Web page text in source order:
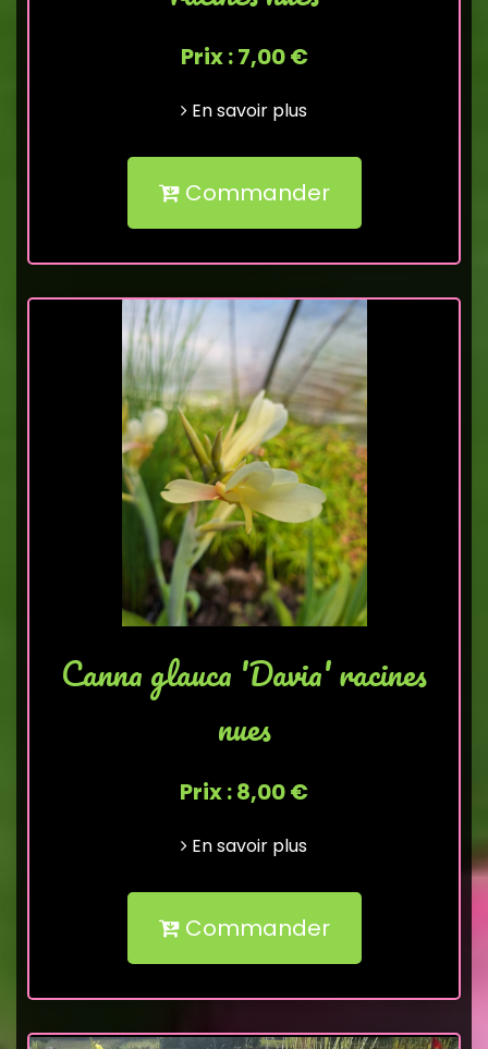
Prix : 7,00 €
En savoir plus
Commander
Canna glauca 'Davia' racines
nues
Prix : 8,00 €
En savoir plus
Commander